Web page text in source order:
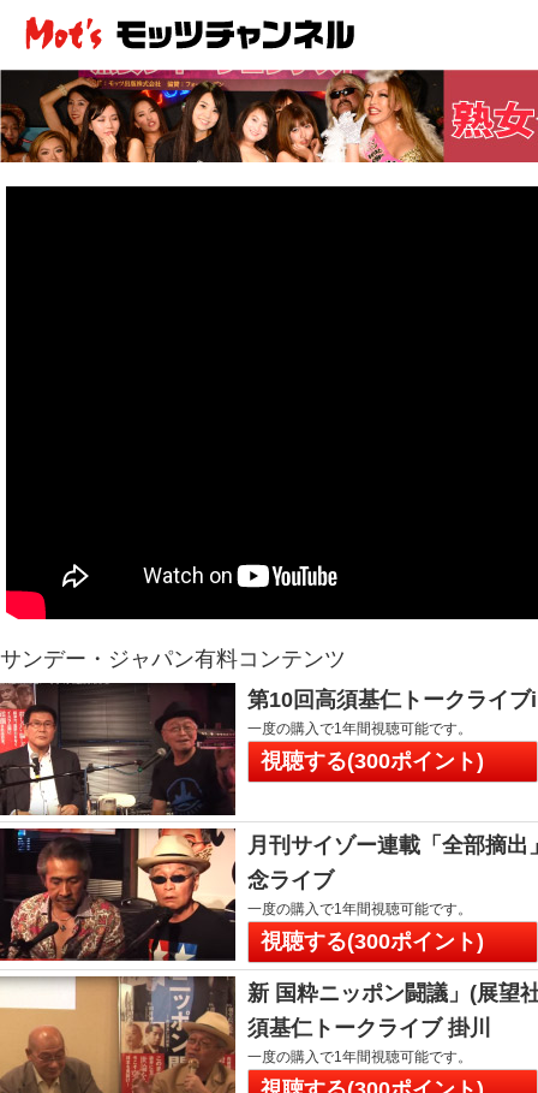
サンデー・ジャパン有料コンテンツ
第10回高須基仁トークライ
一度の購入で1年間視聴可能です。
視聴する(300ポイント)
月刊サイゾー連載「全部摘
念ライブ
一度の購入で1年間視聴可能です。
視聴する(300ポイント)
新 国粋ニッポン闘議」(展
須基仁トークライブ 掛川
一度の購入で1年間視聴可能です。